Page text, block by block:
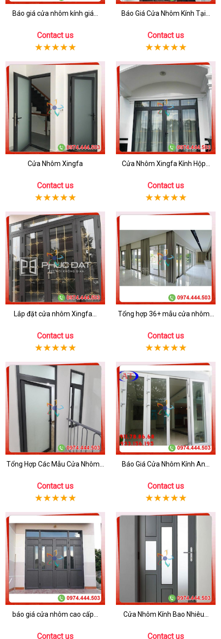
Báo giá cửa nhôm kính giá...
Contact us
Báo Giá Cửa Nhôm Kính Tại...
Contact us
Cửa Nhôm Xingfa
Contact us
Cửa Nhôm Xingfa Kính Hộp...
Contact us
Lắp đặt cửa nhôm Xingfa...
Contact us
Tổng hợp 36+ mẫu cửa nhôm...
Contact us
Tổng Hợp Các Mẫu Cửa Nhôm...
Contact us
Báo Giá Cửa Nhôm Kính An...
Contact us
báo giá cửa nhôm cao cấp...
Contact us
Cửa Nhôm Kính Bao Nhiêu...
Contact us